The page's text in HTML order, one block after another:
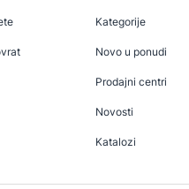
Kategorije
Novo u ponudi
Prodajni centri
Novosti
Katalozi